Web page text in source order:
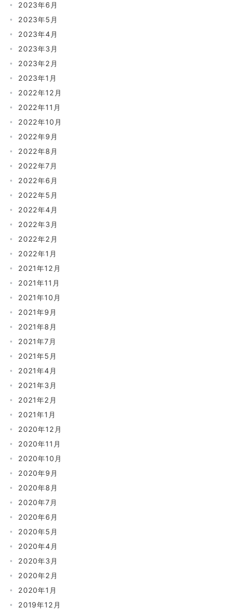
2023年6月
2023年5月
2023年4月
2023年3月
2023年2月
2023年1月
2022年12月
2022年11月
2022年10月
2022年9月
2022年8月
2022年7月
2022年6月
2022年5月
2022年4月
2022年3月
2022年2月
2022年1月
2021年12月
2021年11月
2021年10月
2021年9月
2021年8月
2021年7月
2021年5月
2021年4月
2021年3月
2021年2月
2021年1月
2020年12月
2020年11月
2020年10月
2020年9月
2020年8月
2020年7月
2020年6月
2020年5月
2020年4月
2020年3月
2020年2月
2020年1月
2019年12月